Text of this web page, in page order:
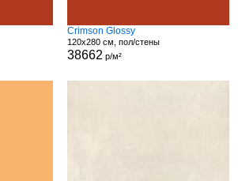
Crimson Glossy
120x280 см, пол/стены
38662 р/м²